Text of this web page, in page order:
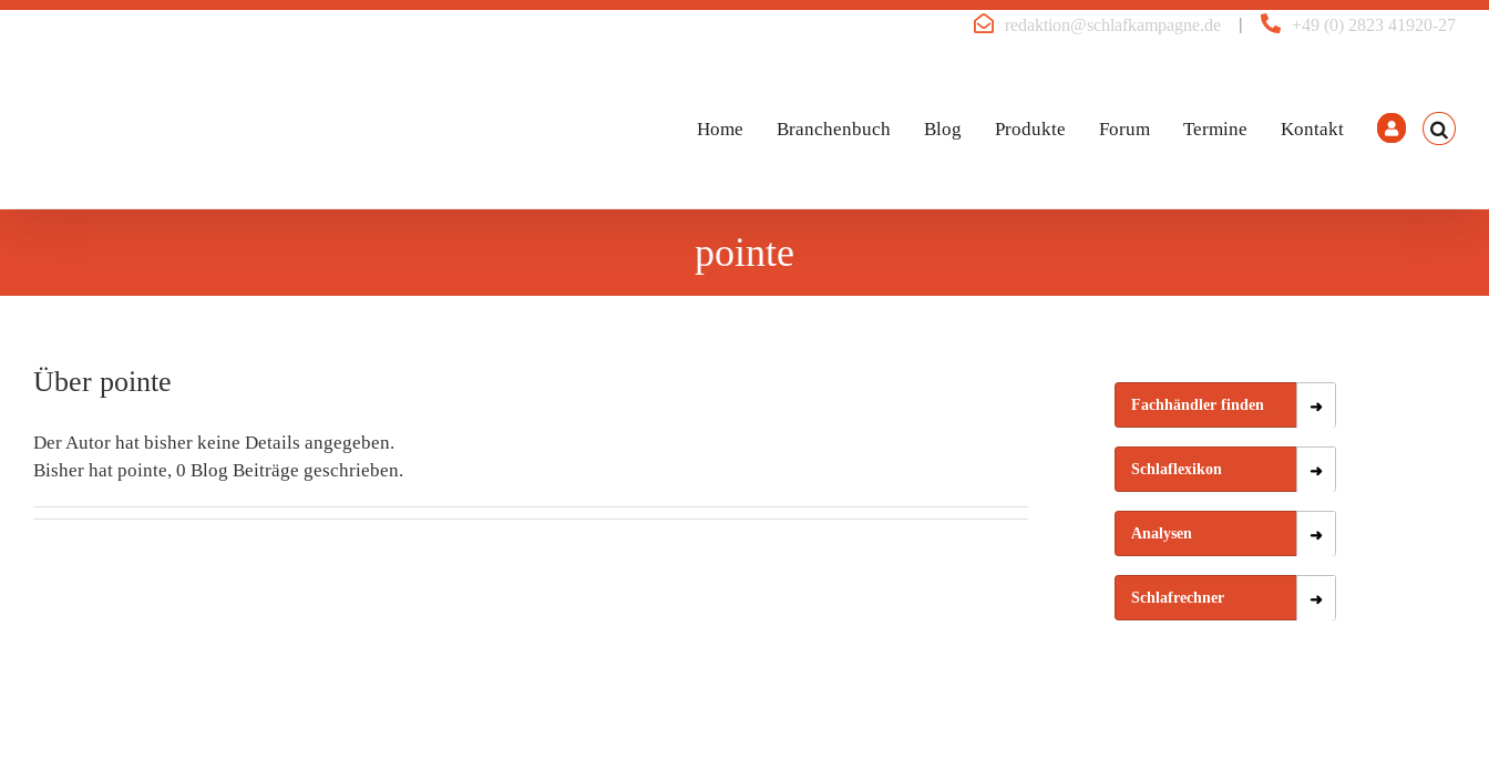
Zum
+49 (0) 2823 41920-27
|
redaktion@schlafkampagne.de
Home Branchenbuch Blog Produkte Forum Termine Kontakt
pointe
Über pointe
Der Autor hat bisher keine Details angegeben.
Bisher hat pointe, 0 Blog Beiträge geschrieben.
Fachhändler finden
Schlaflexikon
Analysen
Schlafrechner